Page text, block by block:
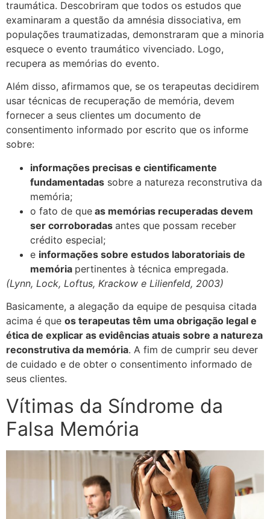
traumática. Descobriram que todos os estudos que
examinaram a questão da amnésia dissociativa, em
populações traumatizadas, demonstraram que a minoria
esquece o evento traumático vivenciado. Logo,
recupera as memórias do evento.
Além disso, afirmamos que, se os terapeutas decidirem
usar técnicas de recuperação de memória, devem
fornecer a seus clientes um documento de
consentimento informado por escrito que os informe
sobre:
informações precisas e cientificamente
fundamentadas sobre a natureza reconstrutiva da
memória;
o fato de que as memórias recuperadas devem
ser corroboradas antes que possam receber
crédito especial;
e informações sobre estudos laboratoriais de
memória pertinentes à técnica empregada.
(Lynn, Lock, Loftus, Krackow e Lilienfeld, 2003)
Basicamente, a alegação da equipe de pesquisa citada
acima é que os terapeutas têm uma obrigação legal e
ética de explicar as evidências atuais sobre a natureza
reconstrutiva da memória. A fim de cumprir seu dever
de cuidado e de obter o consentimento informado de
seus clientes.
Vítimas da Síndrome da
Falsa Memória